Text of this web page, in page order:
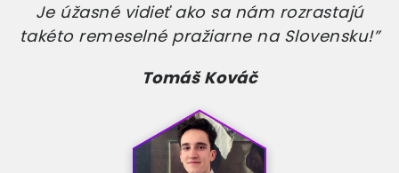
Je úžasné vidieť ako sa nám rozrastajú
takéto remeselné pražiarne na Slovensku!”
Tomáš Kováč